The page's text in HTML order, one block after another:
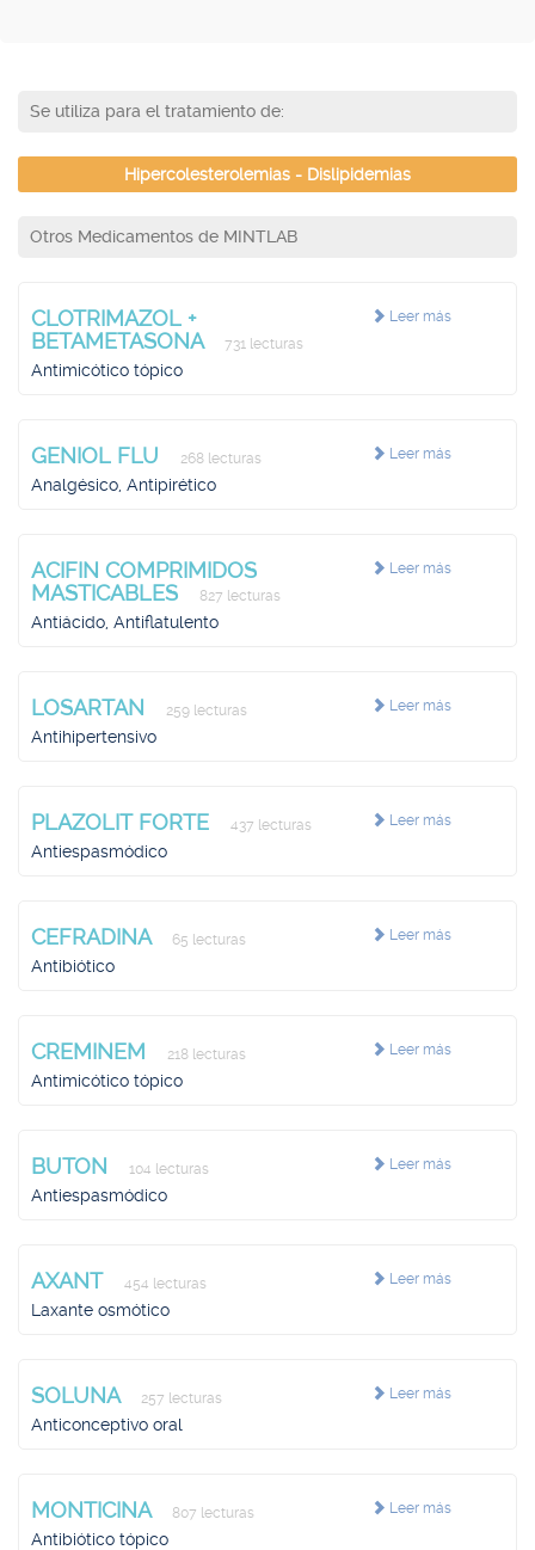
Se utiliza para el tratamiento de:
Hipercolesterolemias - Dislipidemias
Otros Medicamentos de MINTLAB
Leer más
CLOTRIMAZOL +
BETAMETASONA
731 lecturas
Antimicótico tópico
Leer más
GENIOL FLU 268 lecturas
Analgésico, Antipirético
Leer más
ACIFIN COMPRIMIDOS
MASTICABLES
827 lecturas
Antiácido, Antiflatulento
Leer más
LOSARTAN 259 lecturas
Antihipertensivo
Leer más
PLAZOLIT FORTE 437 lecturas
Antiespasmódico
Leer más
CEFRADINA 65 lecturas
Antibiótico
Leer más
CREMINEM 218 lecturas
Antimicótico tópico
Leer más
BUTON 104 lecturas
Antiespasmódico
Leer más
AXANT 454 lecturas
Laxante osmótico
Leer más
SOLUNA 257 lecturas
Anticonceptivo oral
Leer más
MONTICINA 807 lecturas
Antibiótico tópico